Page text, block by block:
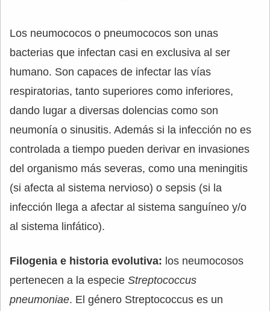
Los neumococos o pneumococos son unas
bacterias que infectan casi en exclusiva al ser
humano. Son capaces de infectar las vías
respiratorias, tanto superiores como inferiores,
dando lugar a diversas dolencias como son
neumonía o sinusitis. Además si la infección no es
controlada a tiempo pueden derivar en invasiones
del organismo más severas, como una meningitis
(si afecta al sistema nervioso) o sepsis (si la
infección llega a afectar al sistema sanguíneo y/o
al sistema linfático).
Filogenia e historia evolutiva: los neumocosos
pertenecen a la especie Streptococcus
pneumoniae. El género Streptococcus es un